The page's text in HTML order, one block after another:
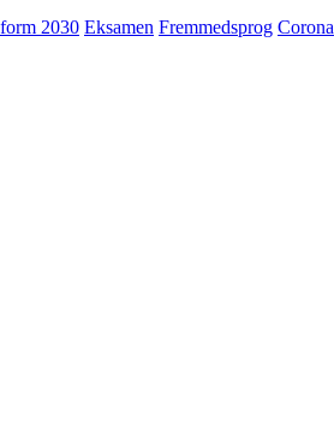
2030 Eksamen Fremmedsprog Corona